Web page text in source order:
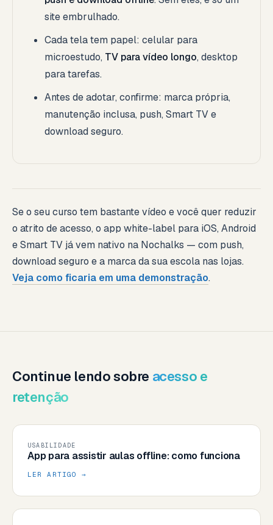
site embrulhado.
Cada tela tem papel: celular para
microestudo, TV para vídeo longo, desktop
para tarefas.
Antes de adotar, confirme: marca própria,
manutenção inclusa, push, Smart TV e
download seguro.
Se o seu curso tem bastante vídeo e você quer reduzir
o atrito de acesso, o app white-label para iOS, Android
e Smart TV já vem nativo na Nochalks — com push,
download seguro e a marca da sua escola nas lojas.
Veja como ficaria em uma demonstração.
Continue lendo sobre acesso e
retenção
USABILIDADE
App para assistir aulas offline: como funciona
LER ARTIGO →